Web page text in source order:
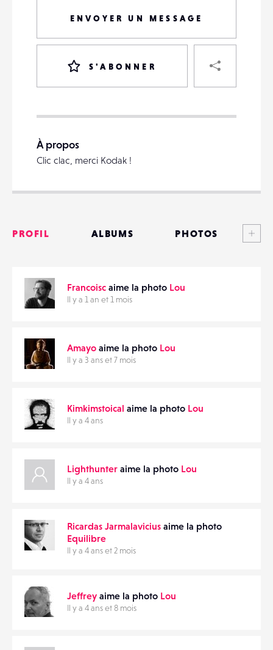
ENVOYER UN MESSAGE
S'ABONNER
EMAIL
À propos
Clic clac, merci Kodak !
PROFIL ALBUMS PHOTOS
MATÉRIELS
Francoisc aime la photo Lou
Il y a 1 an et 1 mois
Amayo aime la photo Lou
Il y a 3 ans et 7 mois
Kimkimstoical aime la photo Lou
Il y a 4 ans
Lighthunter aime la photo Lou
Il y a 4 ans
Ricardas Jarmalavicius aime la photo
Equilibre
Il y a 4 ans et 2 mois
Jeffrey aime la photo Lou
Il y a 4 ans et 8 mois